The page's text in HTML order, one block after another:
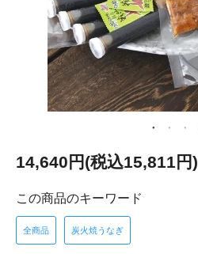
14,640円(税込15,811円)
この商品のキーワード
全商品 炭火焼うなぎ